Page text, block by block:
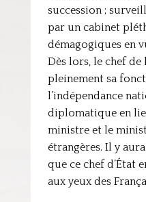
succession ;
par un cabinet
démagogiques en
Dès lors, le chef
pleinement sa
l’indépendance
diplomatique en
ministre et le
étrangères. Il y
que ce chef d’État
aux yeux des